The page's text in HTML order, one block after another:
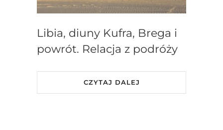
Libia, diuny Kufra, Brega i
powrót. Relacja z podróży
CZYTAJ DALEJ